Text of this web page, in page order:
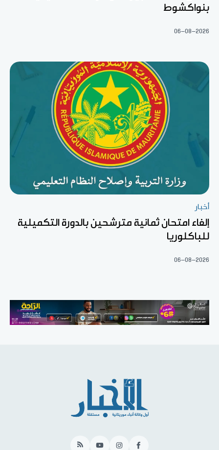
بنواكشوط
06-08-2026
أخبار
إلغاء امتحان ثمانية مترشحين بالدورة التكميلية
للباكلوريا
06-08-2026